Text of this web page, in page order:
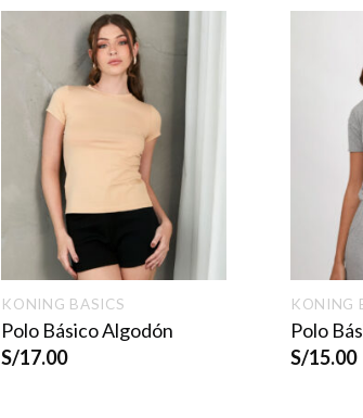
KONING BASICS
Polo Básico Algodón
S/17.00
KONING
Polo
S/15.00